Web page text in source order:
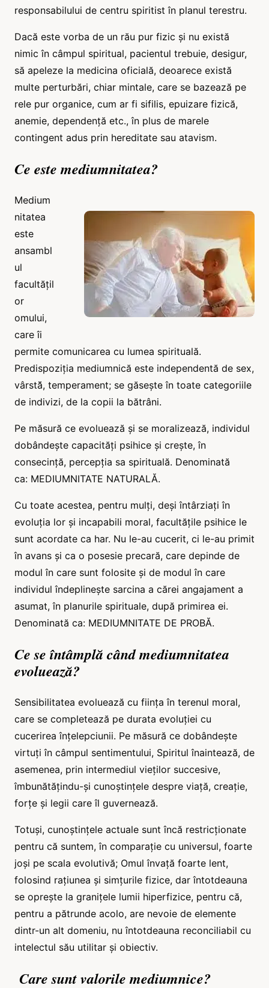
responsabilului de centru spiritist în planul terestru.
Dacă este vorba de un rău pur fizic și nu există
nimic în câmpul spiritual, pacientul trebuie, desigur,
să apeleze la medicina oficială, deoarece există
multe perturbări, chiar mintale, care se bazează pe
rele pur organice, cum ar fi sifilis, epuizare fizică,
anemie, dependență etc., în plus de marele
contingent adus prin hereditate sau atavism.
Ce este mediumnitatea?
Medium
nitatea
este
ansambl
ul
facultățil
or
omului,
care îi
permite comunicarea cu lumea spirituală.
Predispoziția mediumnică este independentă de sex,
vârstă̆, temperament; se găsește în toate categoriile
de indivizi, de la copii la bătrâni.
Pe măsură ce evoluează și se moralizează, individul
dobândește capacități psihice și crește, în
consecință, percepția sa spirituală. Denominată
ca: MEDIUMNITATE NATURALĂ.
Cu toate acestea, pentru mulți, deși întârziați în
evoluția lor și incapabili moral, facultățile psihice le
sunt acordate ca har. Nu le-au cucerit, ci le-au primit
în avans și ca o posesie precară, care depinde de
modul în care sunt folosite și de modul în care
individul îndeplinește sarcina a cărei angajament a
asumat, în planurile spirituale, după primirea ei.
Denominată ca: MEDIUMNITATE DE PROBĂ.
Ce se întâmplă când mediumnitatea
evoluează?
Sensibilitatea evoluează cu ființa în terenul moral,
care se completează pe durata evoluției cu
cucerirea înțelepciunii. Pe măsură ce dobândește
virtuți în câmpul sentimentului, Spiritul înaintează, de
asemenea, prin intermediul vieților succesive,
îmbunătățindu-și cunoștințele despre viață, creație,
forțe și legii care îl guvernează.
Totuși, cunoștințele actuale sunt încă restricționate
pentru că suntem, în comparație cu universul, foarte
joși pe scala evolutivă; Omul învață foarte lent,
folosind rațiunea și simțurile fizice, dar întotdeauna
se oprește la granițele lumii hiperfizice, pentru că,
pentru a pătrunde acolo, are nevoie de elemente
dintr-un alt domeniu, nu întotdeauna reconciliabil cu
intelectul său utilitar și obiectiv.
Care sunt valorile mediumnice?